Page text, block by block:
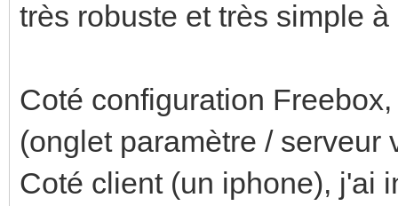
très robuste et très simple
Coté configuration
(onglet paramètre / serveur
Coté client (un iphone), j'ai